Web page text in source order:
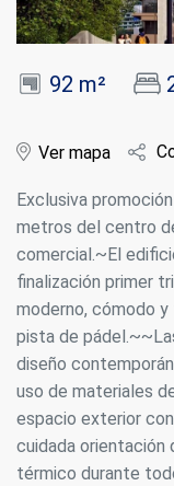
92 m²
Ver mapa
Exclusiva
metros del centro
comercial.~El
finalización primer
moderno, cómodo y
pista de
diseño
uso de materiales
espacio exterior
cuidada orientación
térmico durante